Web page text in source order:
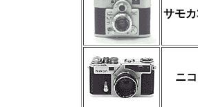
サモカ
ニ